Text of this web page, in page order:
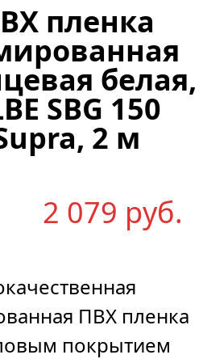
пленка
белая,
SBG 150
2 м
2 079 руб.
ПВХ пленка
покрытием